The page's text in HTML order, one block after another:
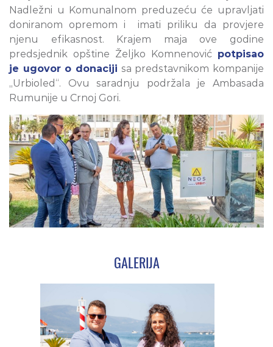
Nadležni u Komunalnom preduzeću će upravljati
doniranom opremom i imati priliku da provjere
njenu efikasnost. Krajem maja ove godine
predsjednik opštine Željko Komnenović potpisao
je ugovor o donaciji sa predstavnikom kompanije
„Urbioled“. Ovu saradnju podržala je Ambasada
Rumunije u Crnoj Gori.
GALERIJA